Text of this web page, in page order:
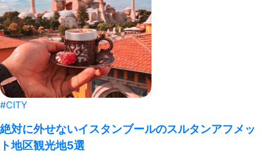
#CITY
絶対に外せないイスタンブールのスルタンアフメッ
ト地区観光地5選